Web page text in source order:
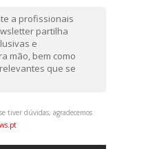
a profissionais
partilha
e
mão, bem como
que se
tiver dúvidas, agradecemos